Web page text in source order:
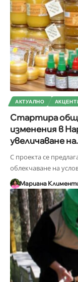
АКТУАЛНО
Стартира
изменения в
увеличаване
С проекта се
облекчаване на
Мариана